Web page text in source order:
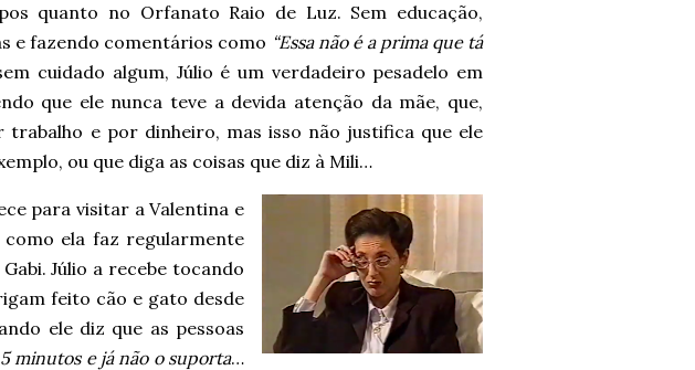
quanto no Orfanato Raio de Luz. Sem educação,
e fazendo comentários como “Essa não é a prima que tá
cuidado algum, Júlio é um verdadeiro pesadelo em
que ele nunca teve a devida atenção da mãe, que,
e por dinheiro, mas isso não justifica que ele
ou que diga as coisas que diz à Mili…
para visitar a Valentina e
como ela faz regularmente
Júlio a recebe tocando
feito cão e gato desde
ele diz que as pessoas
minutos e já não o suporta…